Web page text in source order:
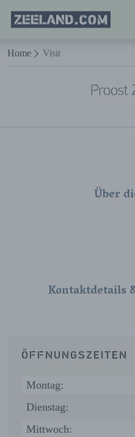
Naar hoofdinhoud
Homepage
Zeeland.com
Home Visit
Proost
Über
Kontaktdetails
ÖFFNUNGSZEITEN
Montag:
Dienstag:
Mittwoch: